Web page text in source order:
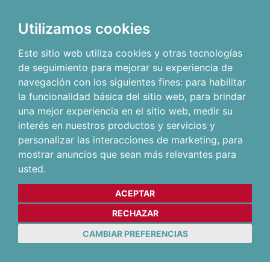
Utilizamos cookies
Este sitio web utiliza cookies y otras tecnologías
de seguimiento para mejorar su experiencia de
navegación con los siguientes fines: para habilitar
la funcionalidad básica del sitio web, para brindar
una mejor experiencia en el sitio web, medir su
interés en nuestros productos y servicios y
personalizar las interacciones de marketing, para
mostrar anuncios que sean más relevantes para
usted.
ACEPTAR
RECHAZAR
CAMBIAR PREFERENCIAS